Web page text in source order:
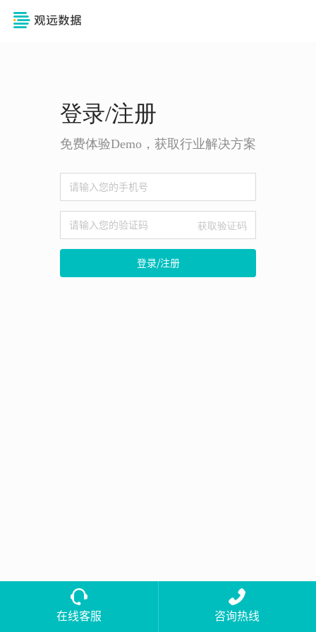
登录/注册
免费体验Demo，获取行业解决方案
获取验证码
登录/注册
在线客服 咨询热线